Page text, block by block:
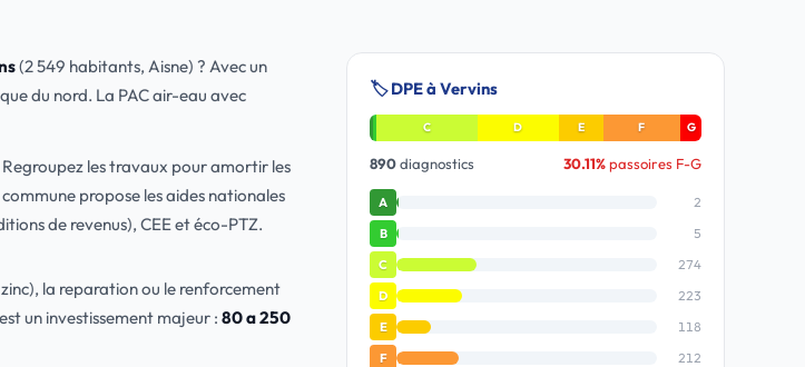
(2 549 habitants, Aisne) ? Avec un
du nord. La PAC air-eau avec
les travaux pour amortir les
commune propose les aides nationales
de revenus), CEE et éco-PTZ.
la reparation ou le renforcement
un investissement majeur : 80 a 250
🏷️ DPE à Vervins
C D E F G
890diagnostics 30.11%passoires F-G
A 2
B 5
C 274
D 223
E 118
F 212